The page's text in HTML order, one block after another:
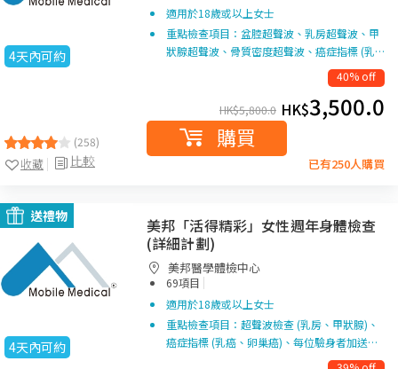
4天內可約
(258)
比較
收藏
適用於18歲或以上女士
重點檢查項目：盆腔超聲波、乳房超聲波、甲
狀腺超聲波、骨質密度超聲波、癌症指標 (乳…
40% off
HK$5,800.0 HK$3,500.0
購買
已有250人購買
送禮物
4天內可約
美邦「活得精彩」女性週年身體檢查
(詳細計劃)
美邦醫學體檢中心
69項目 |
適用於18歲或以上女士
重點檢查項目：超聲波檢查 (乳房、甲狀腺)、
癌症指標 (乳癌、卵巢癌)、每位驗身者加送…